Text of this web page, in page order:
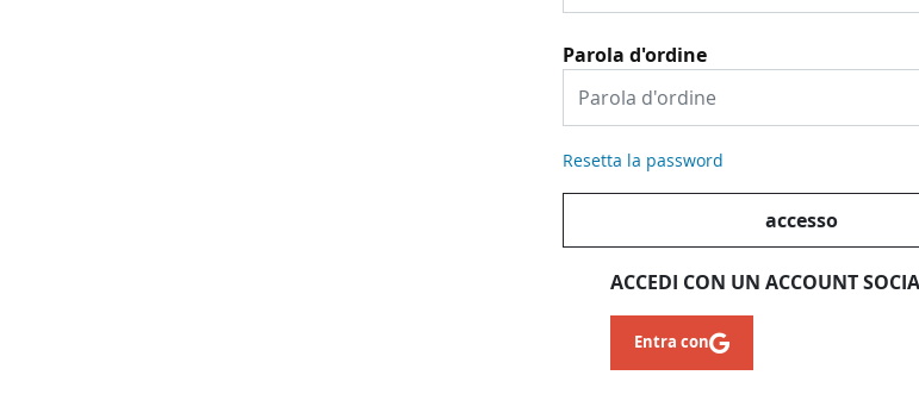
Parola d'ordine
Resetta la password
accesso
ACCEDI CON UN ACCOUNT
Entra con